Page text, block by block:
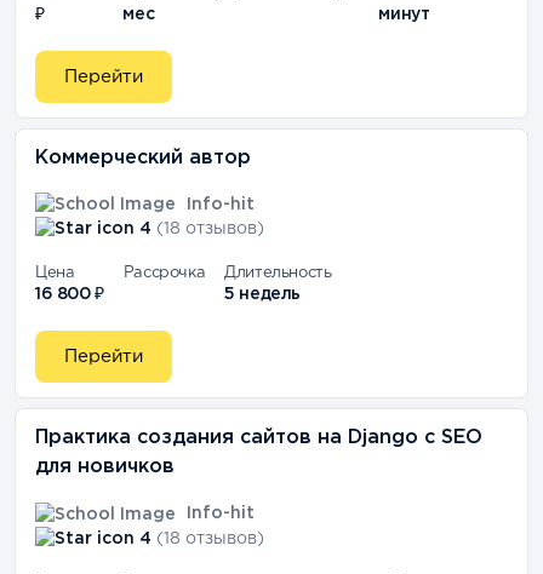
₽
мес
минут
Перейти
Коммерческий автор
Info-hit
4 (18 отзывов)
Цена
16 800 ₽
Рассрочка Длительность
5 недель
Перейти
Практика создания сайтов на Django с SEO
для новичков
Info-hit
4 (18 отзывов)